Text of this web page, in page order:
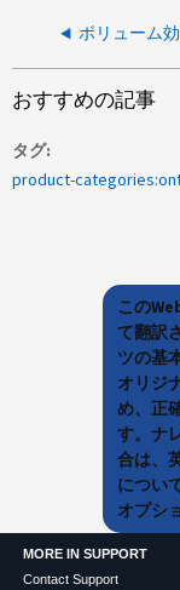
おすすめの記事
タグ
product-
この
て翻訳
ツの基
オリジ
め、正
す。ナ
合は、
につい
オプシ
MORE IN SUPPORT
Contact Support